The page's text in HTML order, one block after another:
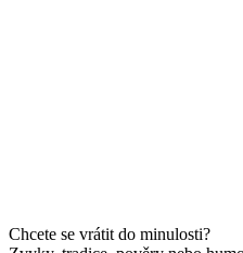
Chcete se vrátit do minulosti?